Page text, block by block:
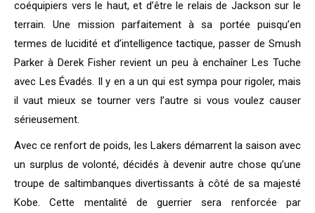
coéquipiers vers le haut, et d’être le relais de Jackson sur le
terrain. Une mission parfaitement à sa portée puisqu’en
termes de lucidité et d’intelligence tactique, passer de Smush
Parker à Derek Fisher revient un peu à enchaîner Les Tuche
avec Les Évadés. Il y en a un qui est sympa pour rigoler, mais
il vaut mieux se tourner vers l’autre si vous voulez causer
sérieusement.
Avec ce renfort de poids, les Lakers démarrent la saison avec
un surplus de volonté, décidés à devenir autre chose qu’une
troupe de saltimbanques divertissants à côté de sa majesté
Kobe. Cette mentalité de guerrier sera renforcée par